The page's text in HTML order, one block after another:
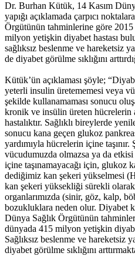
Dr. Burhan Kütük, 14 Kasım
yapığı açıklamada çarpıcı
Örgütünün tahminlerine göre
milyon yetişkin diyabet hastası
sağlıksız beslenme ve hareketsiz
de diyabet görülme sıklığını
Kütük’ün açıklaması şöyle;
yeterli insulin üretememesi veya
şekilde kullanamaması sonucu
kronik ve insülin üreten hücrelerin
hastalıktır. Sağlıklı bireylerde
sonucu kana geçen glukoz
yardımıyla hücrelerin içine
vücudumuzda olmazsa ya da
içine taşınamayacağı için, glukoz
dediğimiz kan şekeri yükselmesi
kan şekeri yüksekliği sürekli
organlarımızda (sinir, göz, kalp,
bozukluklara neden olur. Diyabet
Dünya Sağlık Örgütünün
dünyada 415 milyon yetişkin
Sağlıksız beslenme ve hareketsiz
diyabet görülme sıklığını